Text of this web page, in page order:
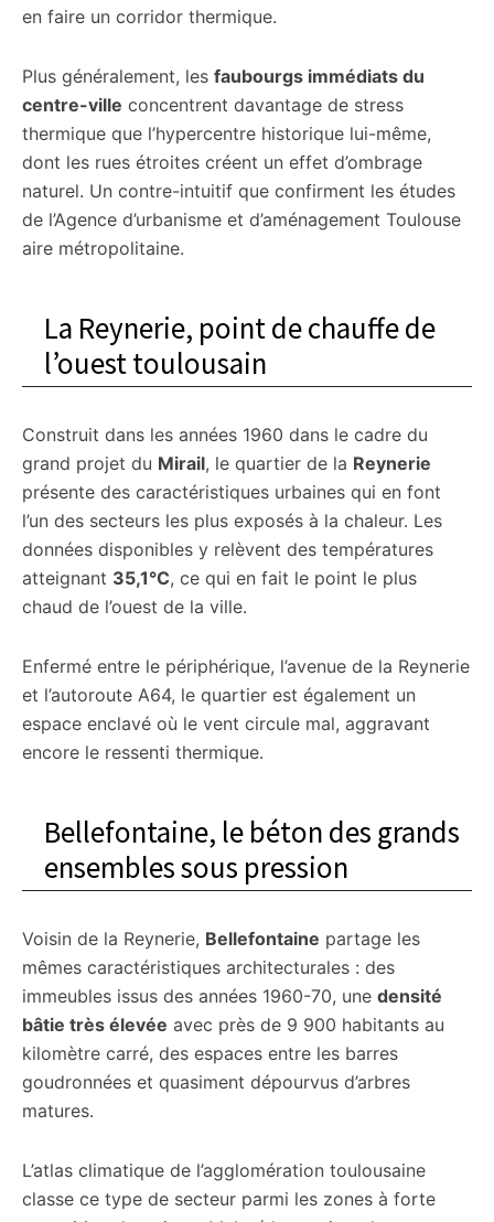
en faire un corridor thermique.
Plus généralement, les faubourgs immédiats du
centre-ville concentrent davantage de stress
thermique que l’hypercentre historique lui-même,
dont les rues étroites créent un effet d’ombrage
naturel. Un contre-intuitif que confirment les études
de l’Agence d’urbanisme et d’aménagement Toulouse
aire métropolitaine.
La Reynerie, point de chauffe de
l’ouest toulousain
Construit dans les années 1960 dans le cadre du
grand projet du Mirail, le quartier de la Reynerie
présente des caractéristiques urbaines qui en font
l’un des secteurs les plus exposés à la chaleur. Les
données disponibles y relèvent des températures
atteignant 35,1°C, ce qui en fait le point le plus
chaud de l’ouest de la ville.
Enfermé entre le périphérique, l’avenue de la Reynerie
et l’autoroute A64, le quartier est également un
espace enclavé où le vent circule mal, aggravant
encore le ressenti thermique.
Bellefontaine, le béton des grands
ensembles sous pression
Voisin de la Reynerie, Bellefontaine partage les
mêmes caractéristiques architecturales : des
immeubles issus des années 1960-70, une densité
bâtie très élevée avec près de 9 900 habitants au
kilomètre carré, des espaces entre les barres
goudronnées et quasiment dépourvus d’arbres
matures.
L’atlas climatique de l’agglomération toulousaine
classe ce type de secteur parmi les zones à forte